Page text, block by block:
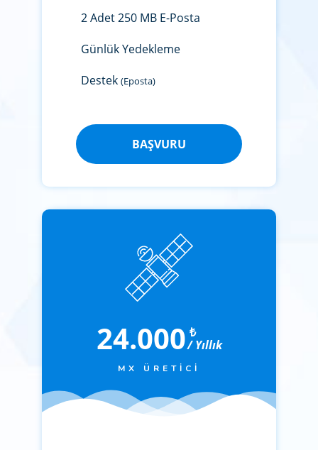
2 Adet 250 MB E-Posta
Günlük Yedekleme
Destek (Eposta)
BAŞVURU
24.000 ₺
/ Yıllık
MX ÜRETICI